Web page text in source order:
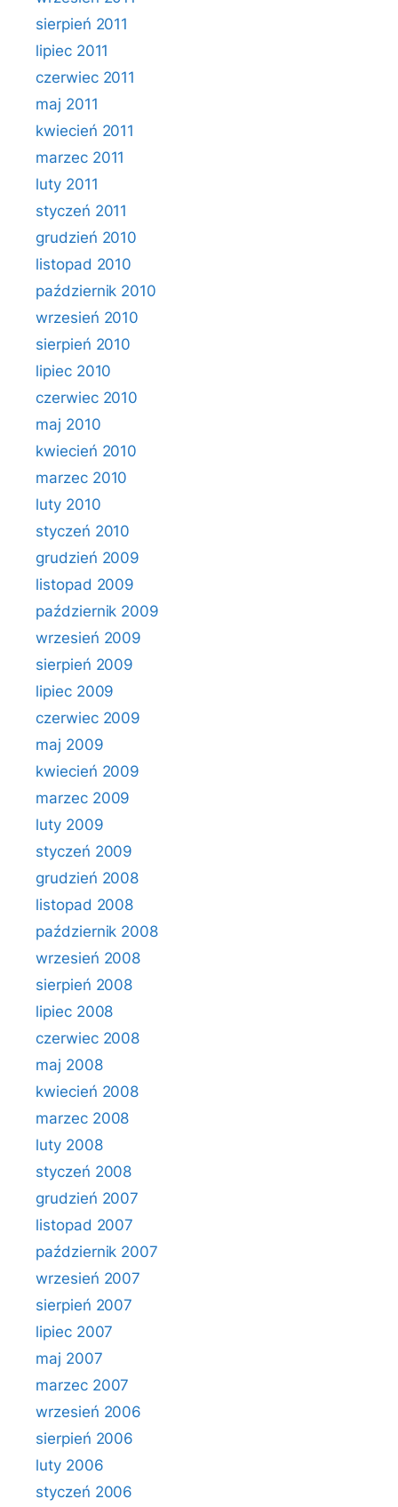
sierpień 2011
lipiec 2011
czerwiec 2011
maj 2011
kwiecień 2011
marzec 2011
luty 2011
styczeń 2011
grudzień 2010
listopad 2010
październik 2010
wrzesień 2010
sierpień 2010
lipiec 2010
czerwiec 2010
maj 2010
kwiecień 2010
marzec 2010
luty 2010
styczeń 2010
grudzień 2009
listopad 2009
październik 2009
wrzesień 2009
sierpień 2009
lipiec 2009
czerwiec 2009
maj 2009
kwiecień 2009
marzec 2009
luty 2009
styczeń 2009
grudzień 2008
listopad 2008
październik 2008
wrzesień 2008
sierpień 2008
lipiec 2008
czerwiec 2008
maj 2008
kwiecień 2008
marzec 2008
luty 2008
styczeń 2008
grudzień 2007
listopad 2007
październik 2007
wrzesień 2007
sierpień 2007
lipiec 2007
maj 2007
marzec 2007
wrzesień 2006
sierpień 2006
luty 2006
styczeń 2006